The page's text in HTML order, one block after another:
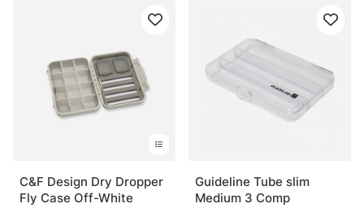
C&F Design Dry Dropper
Fly Case Off-White
Guideline Tube slim
Medium 3 Comp